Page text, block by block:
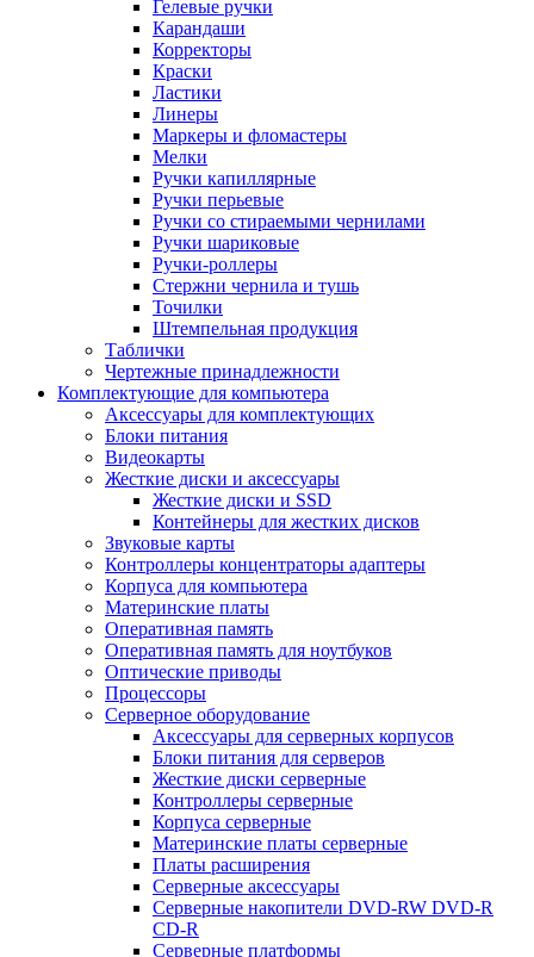
Гелевые ручки
Карандаши
Корректоры
Краски
Ластики
Линеры
Маркеры и фломастеры
Мелки
Ручки капиллярные
Ручки перьевые
Ручки со стираемыми чернилами
Ручки шариковые
Ручки-роллеры
Стержни чернила и тушь
Точилки
Штемпельная продукция
Таблички
Чертежные принадлежности
Комплектующие для компьютера
Аксессуары для комплектующих
Блоки питания
Видеокарты
Жесткие диски и аксессуары
Жесткие диски и SSD
Контейнеры для жестких дисков
Звуковые карты
Контроллеры концентраторы адаптеры
Корпуса для компьютера
Материнские платы
Оперативная память
Оперативная память для ноутбуков
Оптические приводы
Процессоры
Серверное оборудование
Аксессуары для серверных корпусов
Блоки питания для серверов
Жесткие диски серверные
Контроллеры серверные
Корпуса серверные
Материнские платы серверные
Платы расширения
Серверные аксессуары
Серверные накопители DVD-RW DVD-R
CD-R
Серверные платформы